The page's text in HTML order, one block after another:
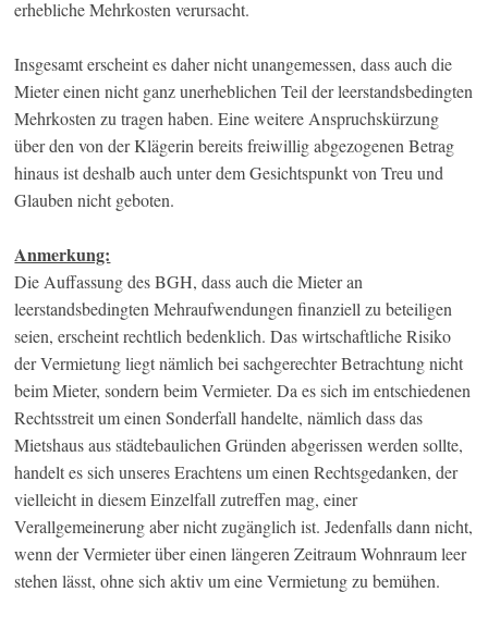
erhebliche Mehrkosten verursacht.
Insgesamt erscheint es daher nicht unangemessen, dass auch die
Mieter einen nicht ganz unerheblichen Teil der leerstandsbedingten
Mehrkosten zu tragen haben. Eine weitere Anspruchskürzung
über den von der Klägerin bereits freiwillig abgezogenen Betrag
hinaus ist deshalb auch unter dem Gesichtspunkt von Treu und
Glauben nicht geboten.
Anmerkung:
Die Auffassung des BGH, dass auch die Mieter an
leerstandsbedingten Mehraufwendungen finanziell zu beteiligen
seien, erscheint rechtlich bedenklich. Das wirtschaftliche Risiko
der Vermietung liegt nämlich bei sachgerechter Betrachtung nicht
beim Mieter, sondern beim Vermieter. Da es sich im entschiedenen
Rechtsstreit um einen Sonderfall handelte, nämlich dass das
Mietshaus aus städtebaulichen Gründen abgerissen werden sollte,
handelt es sich unseres Erachtens um einen Rechtsgedanken, der
vielleicht in diesem Einzelfall zutreffen mag, einer
Verallgemeinerung aber nicht zugänglich ist. Jedenfalls dann nicht,
wenn der Vermieter über einen längeren Zeitraum Wohnraum leer
stehen lässt, ohne sich aktiv um eine Vermietung zu bemühen.